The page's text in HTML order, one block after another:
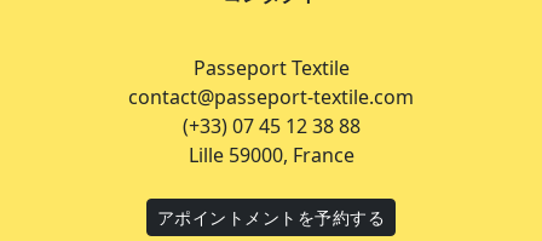
Passeport Textile
contact@passeport-textile.com
(+33) 07 45 12 38 88
Lille 59000, France
アポイントメントを予約する